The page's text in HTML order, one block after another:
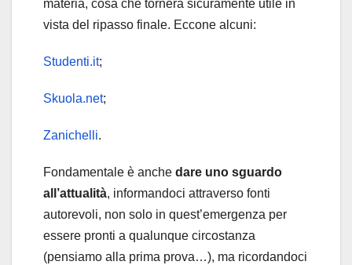
materia, cosa che tornerà sicuramente utile in
vista del ripasso finale. Eccone alcuni:
Studenti.it;
Skuola.net;
Zanichelli.
Fondamentale è anche dare uno sguardo
all’attualità, informandoci attraverso fonti
autorevoli, non solo in quest’emergenza per
essere pronti a qualunque circostanza
(pensiamo alla prima prova…), ma ricordandoci